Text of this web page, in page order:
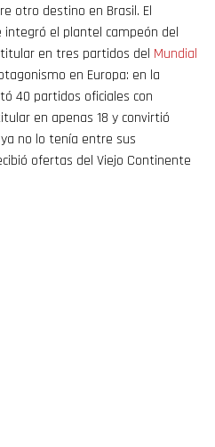
otro destino en Brasil. El
el plantel campeón del
en tres partidos del Mundial
en Europa: en la
40 partidos oficiales con
en apenas 18 y convirtió
no lo tenía entre sus
ofertas del Viejo Continente